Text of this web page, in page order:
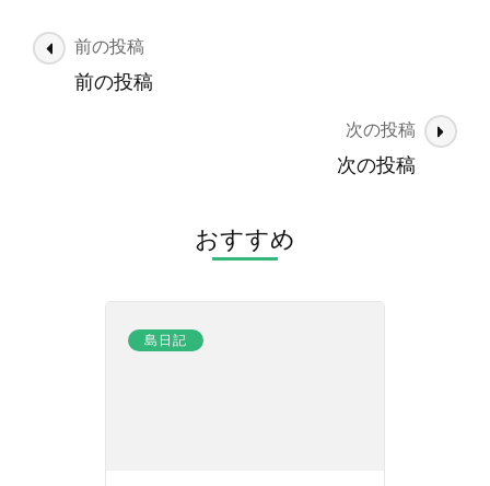
投
稿
前の投稿
前の投稿
次の投稿
次の投稿
おすすめ
島日記